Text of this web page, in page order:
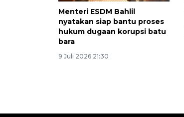
Menteri ESDM Bahlil
nyatakan siap bantu proses
hukum dugaan korupsi batu
bara
9 Juli 2026 21:30